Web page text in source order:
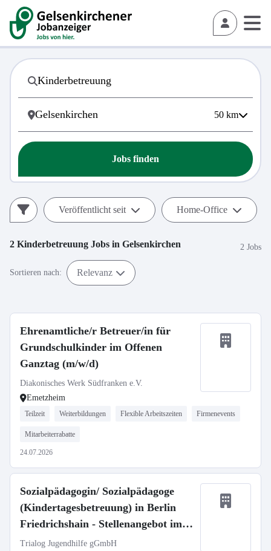
50 km
Jobs finden
Veröffentlicht seit Home-Office
2 Kinderbetreuung Jobs in Gelsenkirchen 2 Jobs
Sortieren nach: Relevanz
Ehrenamtliche/r Betreuer/in für
Grundschulkinder im Offenen
Ganztag (m/w/d)
Diakonisches Werk Südfranken e.V.
Emetzheim
Teilzeit Weiterbildungen Flexible Arbeitszeiten Firmenevents
Mitarbeiterrabatte
24.07.2026
Sozialpädagogin/ Sozialpädagoge
(Kindertagesbetreuung) in Berlin
Friedrichshain - Stellenangebot im
Stellenmarkt Bildung
Trialog Jugendhilfe gGmbH